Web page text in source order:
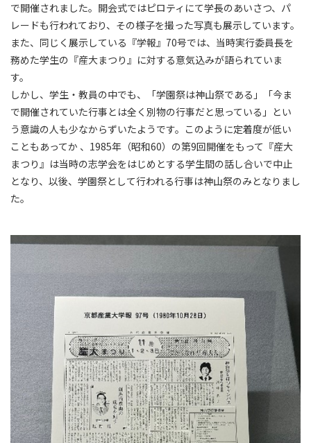
で開催されました。開会式ではピロティにて学長のあいさつ、パ
レードも行われており、その様子を撮った写真も展示しています。
また、同じく展示している『学報』70号では、当時実行委員長を
務めた学生の『産大まつり』に対する意気込みが語られていま
す。
しかし、学生・教員の中でも、「学園祭は神山祭である」「今ま
で開催されていた行事とは全く別物の行事だと思っている」とい
う意識の人も少なからずいたようです。このように定着度が低い
こともあってか 、1985年（昭和60）の第9回開催をもって『産大
まつり』は当時の志学会をはじめとする学生間の話し合いで中止
となり、以後、学園祭として行われる行事は神山祭のみとなりまし
た。